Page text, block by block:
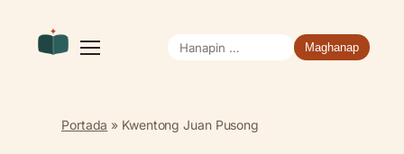
Buksan
ang
Hanapin
Portada » Kwentong Juan Pusong